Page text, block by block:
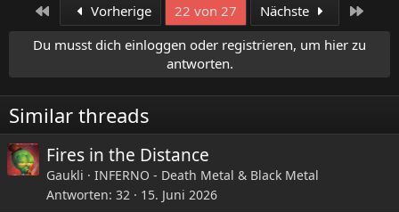
o
n
e
n
:
Erste Vorherige 22 von 27 Nächste
Du musst dich einloggen oder registrieren, um hier zu
antworten.
Similar threads
Fires in the Distance
Gaukli
INFERNO - Death Metal & Black Metal
Antworten 32 15. Juni 2026